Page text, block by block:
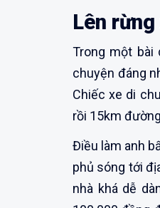
Lên
Trong một bài
chuyện đáng
Chiếc xe di
rồi 15km
Điều làm anh
phủ sóng tới
nhà khá dễ